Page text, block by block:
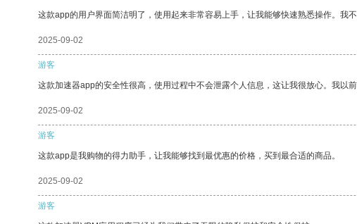
这款app的用户界面简洁明了，使用起来非常容易上手，让我能够快速熟悉操作。我
2025-09-02
游客
这款加速器app的安全性很高，使用过程中不会泄露个人信息，这让我很放心。我以
2025-09-02
游客
这款app是我购物的得力助手，让我能够找到最优惠的价格，买到最合适的商品。
2025-09-02
游客